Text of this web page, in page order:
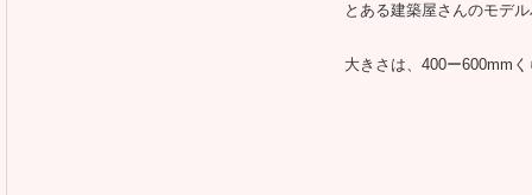
とある建築屋さんのモデ
大きさは、400ー600mm